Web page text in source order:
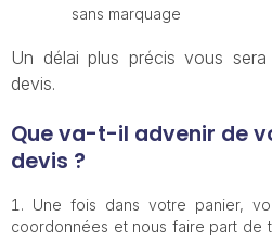
sans marquage
Un délai plus précis vous
devis.
Que va-t-il advenir de
devis ?
Une fois dans votre panier,
coordonnées et nous faire part de